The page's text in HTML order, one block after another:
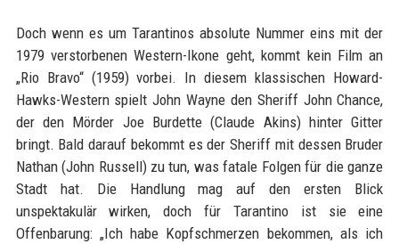
Doch wenn es um Tarantinos absolute Nummer eins mit der
1979 verstorbenen Western-Ikone geht, kommt kein Film an
„Rio Bravo“ (1959) vorbei. In diesem klassischen Howard-
Hawks-Western spielt John Wayne den Sheriff John Chance,
der den Mörder Joe Burdette (Claude Akins) hinter Gitter
bringt. Bald darauf bekommt es der Sheriff mit dessen Bruder
Nathan (John Russell) zu tun, was fatale Folgen für die ganze
Stadt hat. Die Handlung mag auf den ersten Blick
unspektakulär wirken, doch für Tarantino ist sie eine
Offenbarung: „Ich habe Kopfschmerzen bekommen, als ich